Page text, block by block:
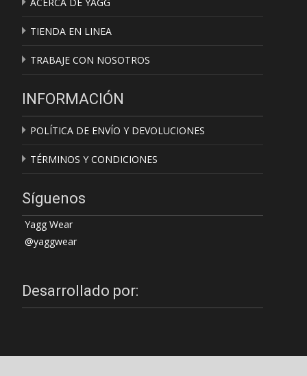
TIENDA EN LINEA
TRABAJE CON NOSOTROS
INFORMACIÓN
POLÍTICA DE ENVÍO Y DEVOLUCIONES
TÉRMINOS Y CONDICIONES
Síguenos
Yagg Wear
@yaggwear
Desarrollado por: